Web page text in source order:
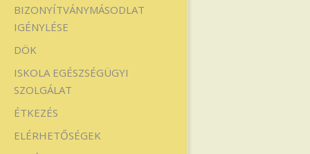
BIZONYÍTVÁNYMÁSODLAT
IGÉNYLÉSE
DÖK
ISKOLA EGÉSZSÉGÜGYI
SZOLGÁLAT
ÉTKEZÉS
ELÉRHETŐSÉGEK